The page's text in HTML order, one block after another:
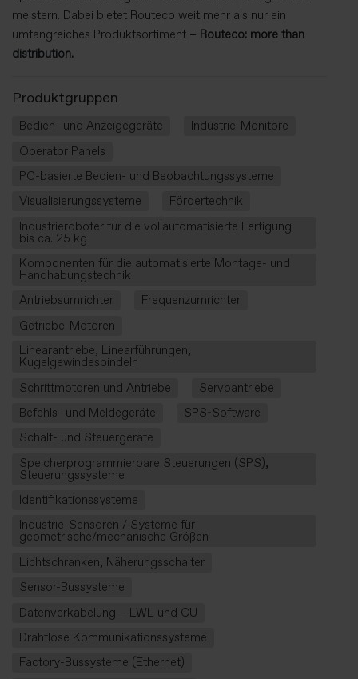
meistern. Dabei bietet Routeco weit mehr als nur ein
umfangreiches Produktsortiment – Routeco: more than
distribution.
Produktgruppen
Bedien- und Anzeigegeräte
Industrie-Monitore
Operator Panels
PC-basierte Bedien- und Beobachtungssysteme
Visualisierungssysteme
Fördertechnik
Industrieroboter für die vollautomatisierte Fertigung
bis ca. 25 kg
Komponenten für die automatisierte Montage- und
Handhabungstechnik
Antriebsumrichter
Frequenzumrichter
Getriebe-Motoren
Linearantriebe, Linearführungen,
Kugelgewindespindeln
Schrittmotoren und Antriebe
Servoantriebe
Befehls- und Meldegeräte
SPS-Software
Schalt- und Steuergeräte
Speicherprogrammierbare Steuerungen (SPS),
Steuerungssysteme
Identifikationssysteme
Industrie-Sensoren / Systeme für
geometrische/mechanische Größen
Lichtschranken, Näherungsschalter
Sensor-Bussysteme
Datenverkabelung – LWL und CU
Drahtlose Kommunikationssysteme
Factory-Bussysteme (Ethernet)